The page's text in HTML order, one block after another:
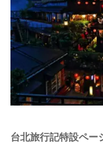
台北旅行記特設ペー